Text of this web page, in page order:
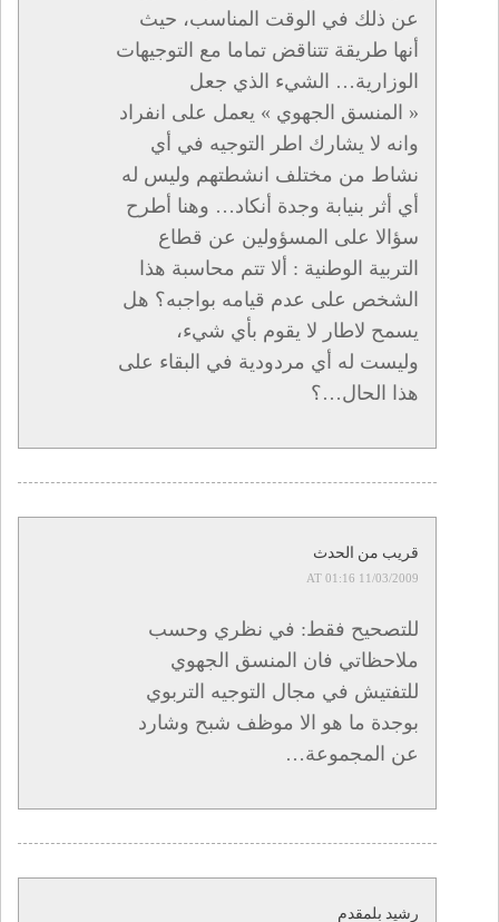
عن ذلك في الوقت المناسب، حيث
أنها طريقة تتناقض تماما مع التوجيهات
الوزارية… الشيء الذي جعل
« المنسق الجهوي » يعمل على انفراد
وانه لا يشارك اطر التوجيه في أي
نشاط من مختلف انشطتهم وليس له
أي أثر بنيابة وجدة أنكاد… وهنا أطرح
سؤالا على المسؤولين عن قطاع
التربية الوطنية : ألا تتم محاسبة هذا
الشخص على عدم قيامه بواجبه؟ هل
يسمح لاطار لا يقوم بأي شيء،
وليست له أي مردودية في البقاء على
هذا الحال…؟
قريب من الحدث
11/03/2009 AT 01:16
للتصحيح فقط: في نظري وحسب
ملاحظاتي فان المنسق الجهوي
للتفتيش في مجال التوجيه التربوي
بوجدة ما هو الا موظف شبح وشارد
عن المجموعة…
رشيد بلمقدم